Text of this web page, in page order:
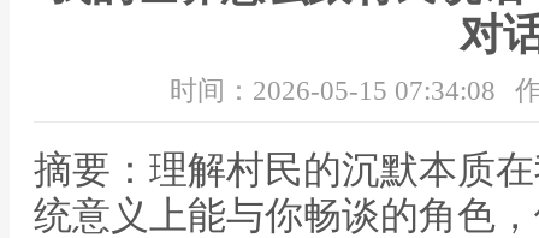
对
时间：2026-05-15 07:34:08
摘要：理解村民的沉默本质
统意义上能与你畅谈的角色